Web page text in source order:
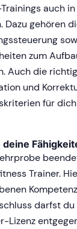
auch
Dazu gehören
zum
Auch die
und
für
deine
Trainer.
darfst
Lizenz